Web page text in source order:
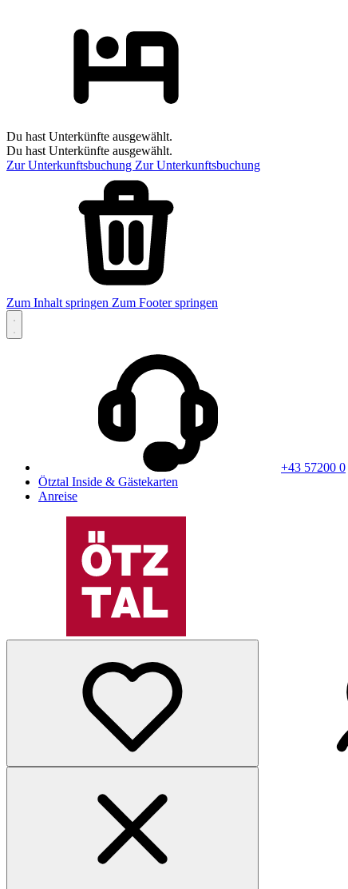
Du hast Unterkünfte ausgewählt.
Du hast Unterkünfte ausgewählt.
Zur Unterkunftsbuchung Zur Unterkunftsbuchung
Zum Inhalt springen Zum Footer springen
+43 57200 0
Ötztal Inside & Gästekarten
Anreise